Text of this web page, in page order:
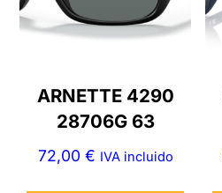
ARNETTE 4290
28706G 63
72,00 € IVA incluido